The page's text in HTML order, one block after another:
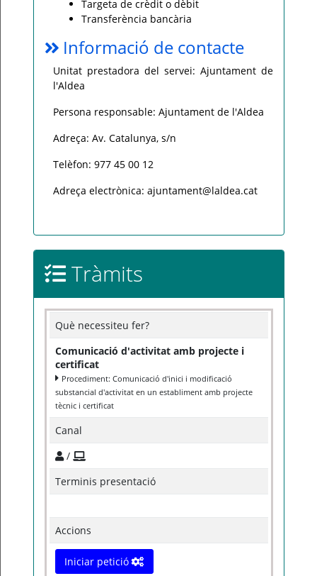
Targeta de crèdit o dèbit
Transferència bancària
Informació de contacte
Unitat prestadora del servei: Ajuntament de
l'Aldea
Persona responsable: Ajuntament de l'Aldea
Adreça: Av. Catalunya, s/n
Telèfon: 977 45 00 12
Adreça electrònica: ajuntament@laldea.cat
Tràmits
Què necessiteu fer?
Comunicació d'activitat amb projecte i
certificat
Procediment: Comunicació d'inici i modificació
substancial d'activitat en un establiment amb projecte
tècnic i certificat
Canal
/
Terminis presentació
Accions
Iniciar petició